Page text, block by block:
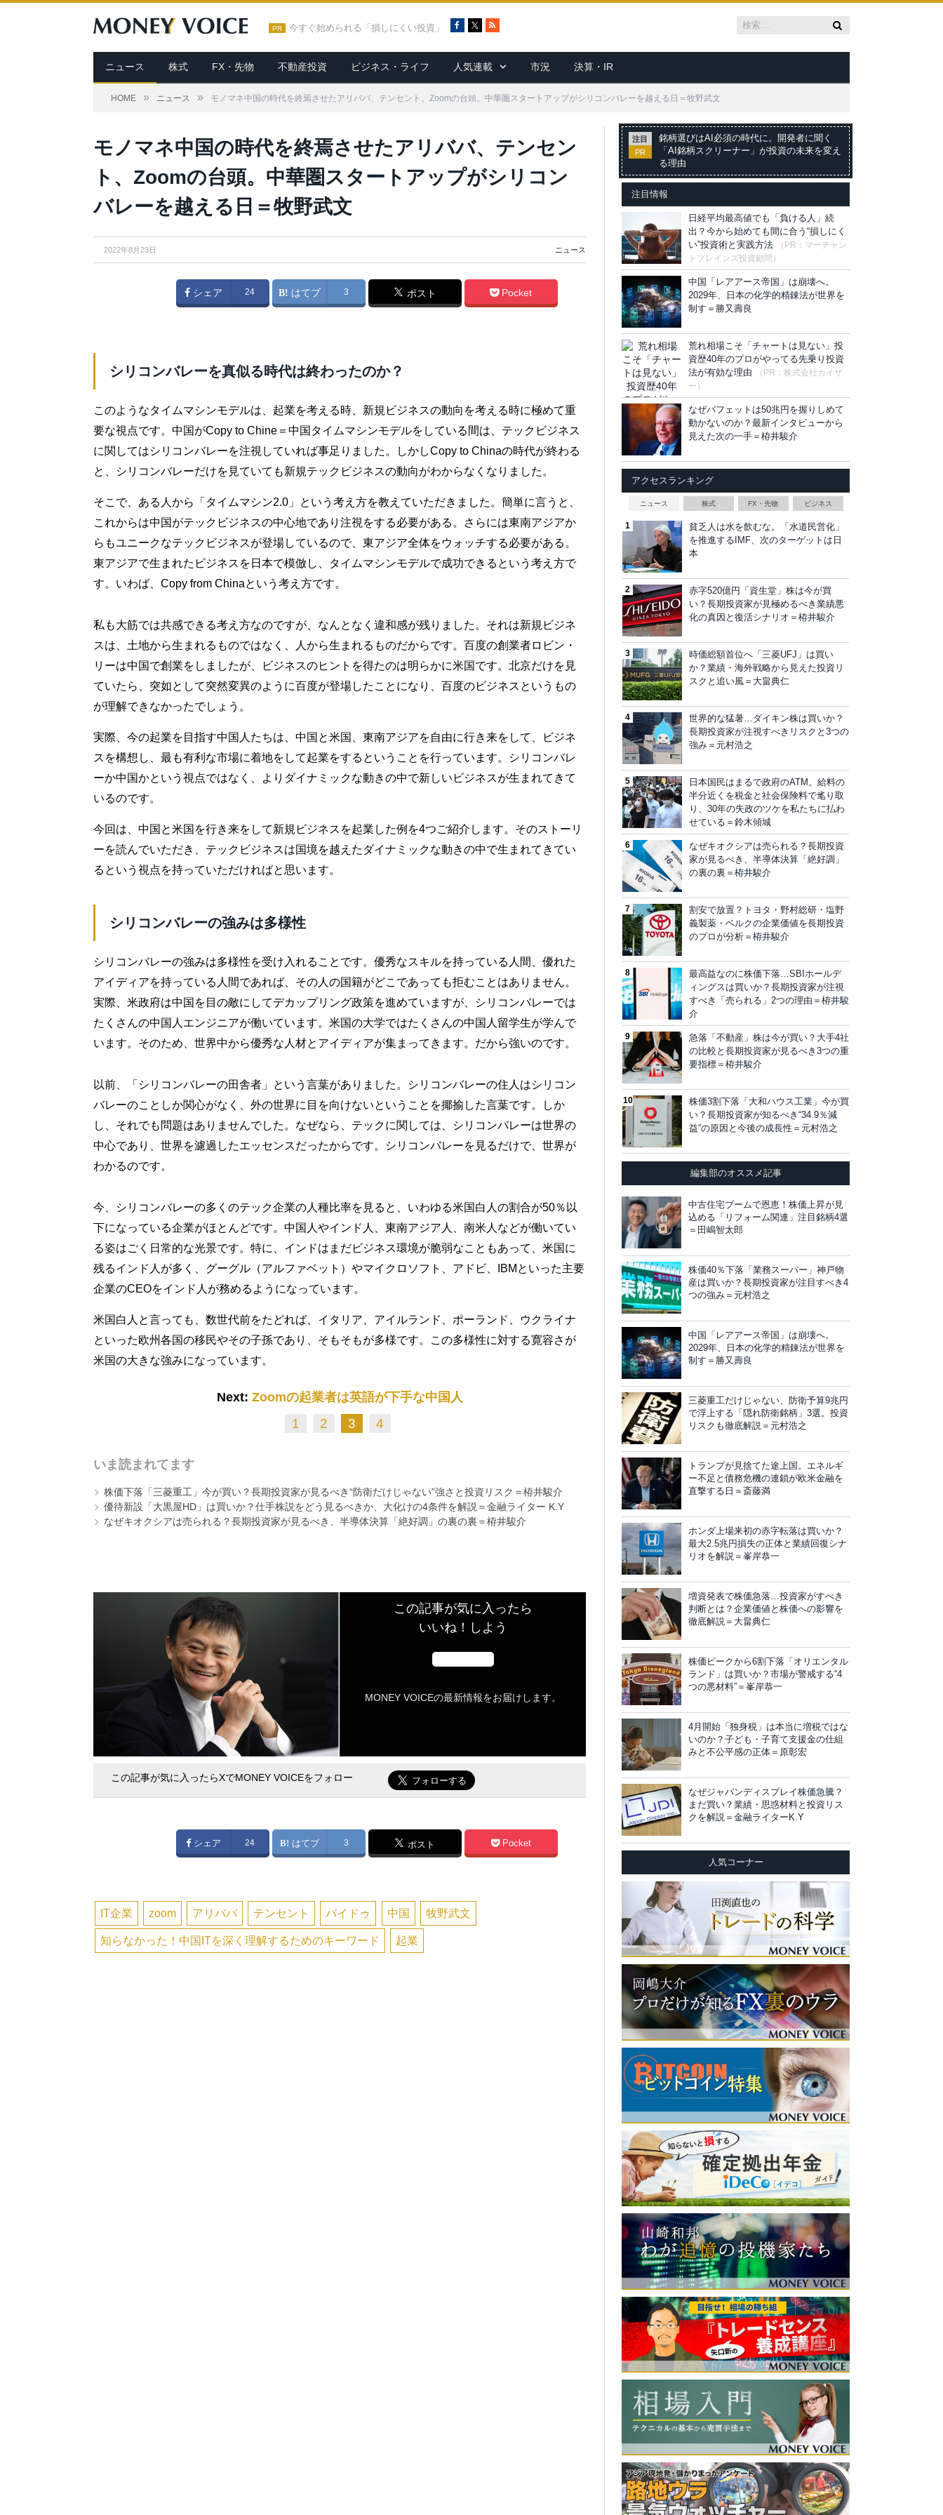
PR 今すぐ始められる「損しにくい投資」
c
e
b
o
R
S
ニュース 株式 FX・先物 不動産投資 ビジネス・ライフ 人気連載 市況 決算・IR
HOME » ニュース » モノマネ中国の時代を終焉させたアリババ、テンセント、Zoomの台頭。中華圏スタートアップがシリコンバレーを越える日＝牧野武文
モノマネ中国の時代を終焉させたアリババ、テンセン
ト、Zoomの台頭。中華圏スタートアップがシリコン
バレーを越える日＝牧野武文
2022年8月23日 ニュース
シェア 24 はてブ 3 ポスト Pocket
シリコンバレーを真似る時代は終わったのか？
このようなタイムマシンモデルは、起業を考える時、新規ビジネスの動向を考える時に極めて重
要な視点です。中国がCopy to Chine＝中国タイムマシンモデルをしている間は、テックビジネス
に関してはシリコンバレーを注視していれば事足りました。しかしCopy to Chinaの時代が終わる
と、シリコンバレーだけを見ていても新規テックビジネスの動向がわからなくなりました。
そこで、ある人から「タイムマシン2.0」という考え方を教えていただきました。簡単に言うと、
これからは中国がテックビジネスの中心地であり注視をする必要がある。さらには東南アジアか
らもユニークなテックビジネスが登場しているので、東アジア全体をウォッチする必要がある。
東アジアで生まれたビジネスを日本で模倣し、タイムマシンモデルで成功できるという考え方で
す。いわば、Copy from Chinaという考え方です。
私も大筋では共感できる考え方なのですが、なんとなく違和感が残りました。それは新規ビジネ
スは、土地から生まれるものではなく、人から生まれるものだからです。百度の創業者ロビン・
リーは中国で創業をしましたが、ビジネスのヒントを得たのは明らかに米国です。北京だけを見
ていたら、突如として突然変異のように百度が登場したことになり、百度のビジネスというもの
が理解できなかったでしょう。
実際、今の起業を目指す中国人たちは、中国と米国、東南アジアを自由に行き来をして、ビジネ
スを構想し、最も有利な市場に着地をして起業をするということを行っています。シリコンバレ
ーか中国かという視点ではなく、よりダイナミックな動きの中で新しいビジネスが生まれてきて
いるのです。
今回は、中国と米国を行き来をして新規ビジネスを起業した例を4つご紹介します。そのストーリ
ーを読んでいただき、テックビジネスは国境を越えたダイナミックな動きの中で生まれてきてい
るという視点を持っていただければと思います。
シリコンバレーの強みは多様性
シリコンバレーの強みは多様性を受け入れることです。優秀なスキルを持っている人間、優れた
アイディアを持っている人間であれば、その人の国籍がどこであっても拒むことはありません。
実際、米政府は中国を目の敵にしてデカップリング政策を進めていますが、シリコンバレーでは
たくさんの中国人エンジニアが働いています。米国の大学ではたくさんの中国人留学生が学んで
います。そのため、世界中から優秀な人材とアイディアが集まってきます。だから強いのです。
以前、「シリコンバレーの田舎者」という言葉がありました。シリコンバレーの住人はシリコン
バレーのことしか関心がなく、外の世界に目を向けないということを揶揄した言葉です。しか
し、それでも問題はありませんでした。なぜなら、テックに関しては、シリコンバレーは世界の
中心であり、世界を濾過したエッセンスだったからです。シリコンバレーを見るだけで、世界が
わかるのです。
今、シリコンバレーの多くのテック企業の人種比率を見ると、いわゆる米国白人の割合が50％以
下になっている企業がほとんどです。中国人やインド人、東南アジア人、南米人などが働いてい
る姿はごく日常的な光景です。特に、インドはまだビジネス環境が脆弱なこともあって、米国に
残るインド人が多く、グーグル（アルファベット）やマイクロソフト、アドビ、IBMといった主要
企業のCEOをインド人が務めるようになっています。
米国白人と言っても、数世代前をたどれば、イタリア、アイルランド、ポーランド、ウクライナ
といった欧州各国の移民やその子孫であり、そもそもが多様です。この多様性に対する寛容さが
米国の大きな強みになっています。
Next: Zoomの起業者は英語が下手な中国人
1 2 3 4
いま読まれてます
株価下落「三菱重工」今が買い？長期投資家が見るべき“防衛だけじゃない”強さと投資リスク＝栫井駿介
優待新設「大黒屋HD」は買いか？仕手株説をどう見るべきか、大化けの4条件を解説＝金融ライター K.Y
なぜキオクシアは売られる？長期投資家が見るべき、半導体決算「絶好調」の裏の裏＝栫井駿介
この記事が気に入ったら
いいね！しよう
MONEY VOICEの最新情報をお届けします。
この記事が気に入ったらXでMONEY VOICEをフォロー
シェア 24 はてブ 3 ポスト Pocket
IT企業 zoom アリババ テンセント バイドゥ 中国 牧野武文
知らなかった！中国ITを深く理解するためのキーワード 起業
注目
PR
銘柄選びはAI必須の時代に。開発者に聞く
「AI銘柄スクリーナー」が投資の未来を変え
る理由
注目情報
日経平均最高値でも「負ける人」続
出？今から始めても間に合う“損しにく
い”投資術と実践方法
（PR：マーチャン
トブレインズ投資顧問）
中国「レアアース帝国」は崩壊へ。
2029年、日本の化学的精錬法が世界を
制す＝勝又壽良
荒れ相場こそ「チャートは見ない」投
資歴40年のプロがやってる先乗り投資
法が有効な理由
（PR：株式会社カイザ
ー）
なぜバフェットは50兆円を握りしめて
動かないのか？最新インタビューから
見えた次の一手＝栫井駿介
アクセスランキング
ニュース 株式 FX・先物 ビジネス
貧乏人は水を飲むな。「水道民営化」
を推進するIMF、次のターゲットは日
本
赤字520億円「資生堂」株は今が買
い？長期投資家が見極めるべき業績悪
化の真因と復活シナリオ＝栫井駿介
時価総額首位へ「三菱UFJ」は買い
か？業績・海外戦略から見えた投資リ
スクと追い風＝大畠典仁
世界的な猛暑…ダイキン株は買いか？
長期投資家が注視すべきリスクと3つの
強み＝元村浩之
日本国民はまるで政府のATM。給料の
半分近くを税金と社会保険料で毟り取
り、30年の失政のツケを私たちに払わ
せている＝鈴木傾城
なぜキオクシアは売られる？長期投資
家が見るべき、半導体決算「絶好調」
の裏の裏＝栫井駿介
割安で放置？トヨタ・野村総研・塩野
義製薬・ベルクの企業価値を長期投資
のプロが分析＝栫井駿介
最高益なのに株価下落…SBIホールデ
ィングスは買いか？長期投資家が注視
すべき「売られる」2つの理由＝栫井駿
介
急落「不動産」株は今が買い？大手4社
の比較と長期投資家が見るべき3つの重
要指標＝栫井駿介
株価3割下落「大和ハウス工業」今が買
い？長期投資家が知るべき“34.9％減
益”の原因と今後の成長性＝元村浩之
編集部のオススメ記事
中古住宅ブームで恩恵！株価上昇が見
込める「リフォーム関連」注目銘柄4選
＝田嶋智太郎
株価40％下落「業務スーパー」神戸物
産は買いか？長期投資家が注目すべき4
つの強み＝元村浩之
中国「レアアース帝国」は崩壊へ。
2029年、日本の化学的精錬法が世界を
制す＝勝又壽良
三菱重工だけじゃない、防衛予算9兆円
で浮上する「隠れ防衛銘柄」3選。投資
リスクも徹底解説＝元村浩之
トランプが見捨てた途上国。エネルギ
ー不足と債務危機の連鎖が欧米金融を
直撃する日＝斎藤満
ホンダ上場来初の赤字転落は買いか？
最大2.5兆円損失の正体と業績回復シナ
リオを解説＝峯岸恭一
増資発表で株価急落…投資家がすべき
判断とは？企業価値と株価への影響を
徹底解説＝大畠典仁
株価ピークから6割下落「オリエンタル
ランド」は買いか？市場が警戒する“4
つの悪材料”＝峯岸恭一
4月開始「独身税」は本当に増税ではな
いのか？子ども・子育て支援金の仕組
みと不公平感の正体＝原彰宏
なぜジャパンディスプレイ株価急騰？
まだ買い？業績・思惑材料と投資リス
クを解説＝金融ライターK.Y
人気コーナー